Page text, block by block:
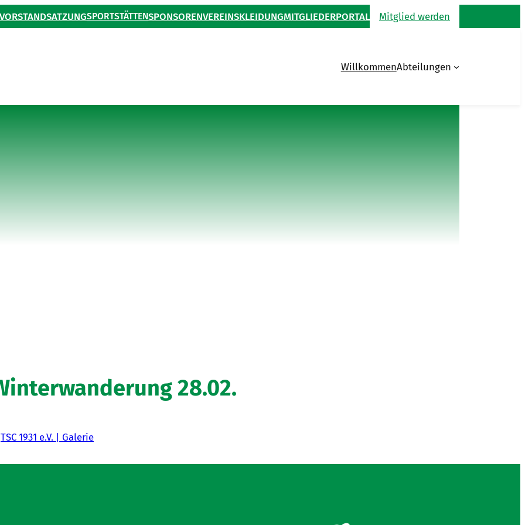
VORSTANDSATZUNGSPORTSTÄTTENSPONSORENVEREINSKLEIDUNGMITGLIEDERPORTAL Mitglied werden
WillkommenAbteilungen
28.02.
TSC 1931 e.V. | Galerie